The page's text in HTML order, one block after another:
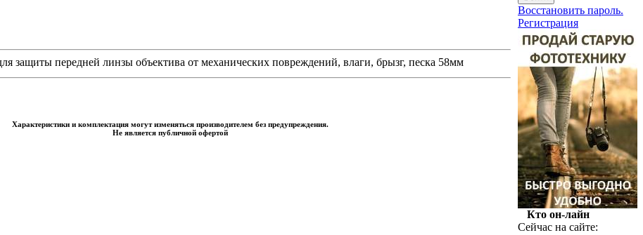
защиты передней линзы объектива от механических повреждений, влаги, брызг, песка 58мм
Характеристики и комплектация могут изменяться производителем без предупреждения.
Не является публичной офертой
Восстановить пароль.
Регистрация
Кто он-лайн
Сейчас на сайте: